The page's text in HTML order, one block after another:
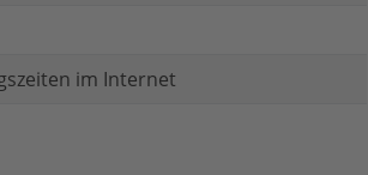
im Internet